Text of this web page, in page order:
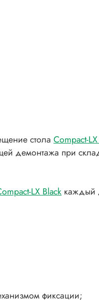
стола Compact-
демонтажа при
LX Black каждый
фиксации;